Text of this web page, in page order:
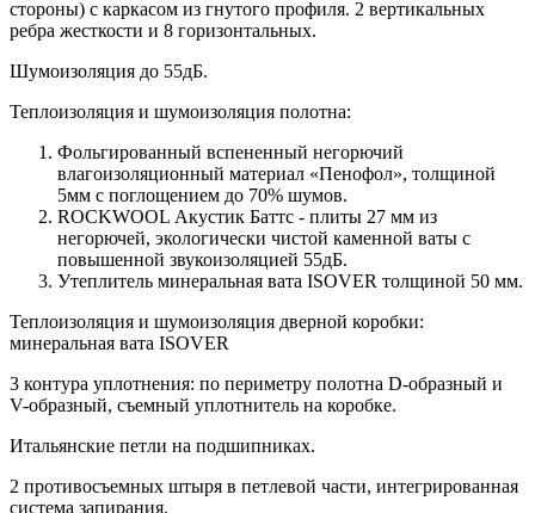
стороны) c каркасом из гнутого профиля. 2 вертикальных
ребра жесткости и 8 горизонтальных.
Шумоизоляция до 55дБ.
Теплоизоляция и шумоизоляция полотна:
Фольгированный вспененный негорючий
влагоизоляционный материал «Пенофол», толщиной
5мм с поглощением до 70% шумов.
ROCKWOOL Акустик Баттс - плиты 27 мм из
негорючей, экологически чистой каменной ваты с
повышенной звукоизоляцией 55дБ.
Утеплитель минеральная вата ISOVER толщиной 50 мм.
Теплоизоляция и шумоизоляция дверной коробки:
минеральная вата ISOVER
3 контура уплотнения: по периметру полотна D-образный и
V-образный, съемный уплотнитель на коробке.
Итальянские петли на подшипниках.
2 противосъемных штыря в петлевой части, интегрированная
система запирания.